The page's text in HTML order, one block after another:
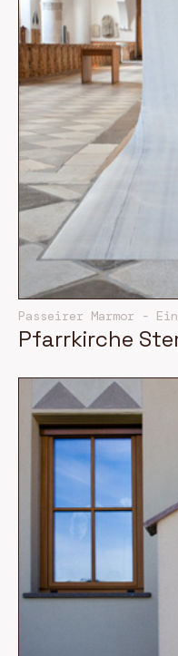
Passeirer Marmor -
Pfarrkirche